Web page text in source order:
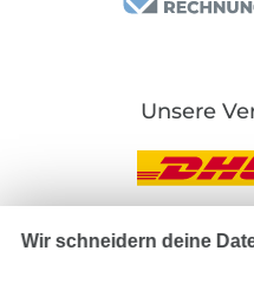
Unsere
Wir schneidern deine